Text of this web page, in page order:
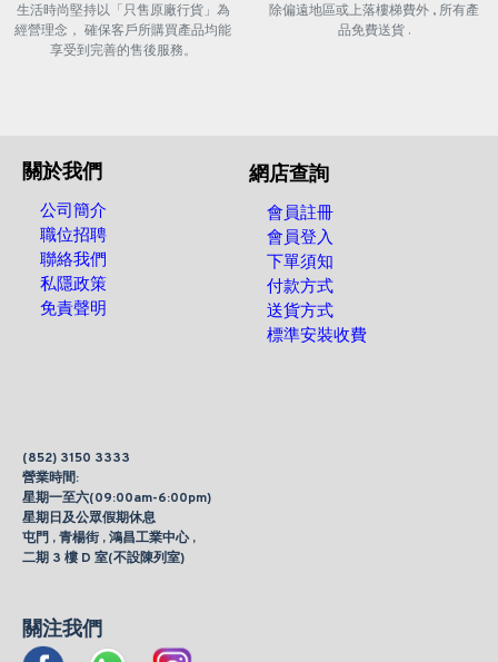
生活時尚堅持以「只售原廠行貨」為
經營理念， 確保客戶所購買產品均能
享受到完善的售後服務。
除偏遠地區或上落樓梯費外 , 所有產
品免費送貨 .
關於我們
公司簡介
職位招聘
聯絡我們
私隱政策
免責聲明
網店查詢
會員註冊
會員登入
下單須知
付款方式
送貨方式
標準安裝收費
(852) 3150 3333
營業時間:
星期一至六(09:00am-6:00pm)
星期日及公眾假期休息
屯門 , 青楊街 , 鴻昌工業中心 ,
二期 3 樓 D 室(不設陳列室)
關注我們